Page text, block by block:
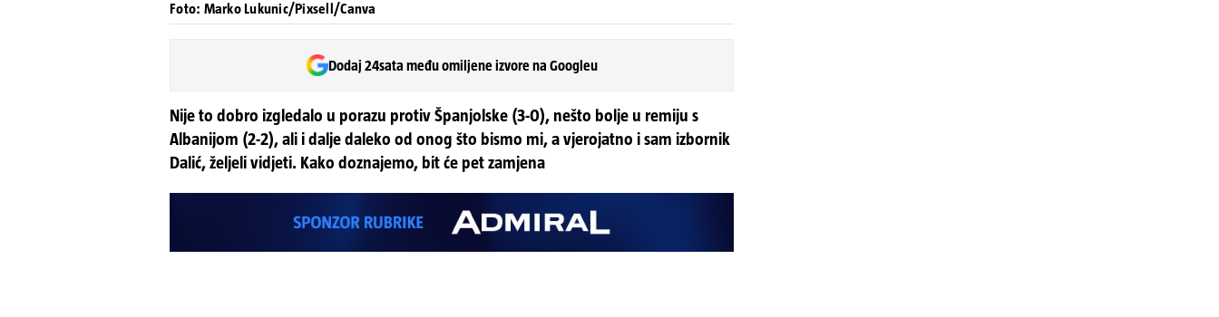
Foto: Marko Lukunic/Pixsell/Canva
Dodaj 24sata među omiljene izvore na Googleu
Nije to dobro izgledalo u porazu protiv Španjolske (3-0), nešto bolje u remiju s
Albanijom (2-2), ali i dalje daleko od onog što bismo mi, a vjerojatno i sam izbornik
Dalić, željeli vidjeti. Kako doznajemo, bit će pet zamjena